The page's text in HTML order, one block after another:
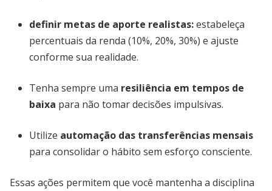
definir metas de aporte realistas:estabeleça
percentuais da renda (10%, 20%, 30%) e ajuste
conforme sua realidade.
Tenha sempre uma resiliência em tempos de
baixa para não tomar decisões impulsivas.
Utilize automação das transferências mensais
para consolidar o hábito sem esforço consciente.
Essas ações permitem que você mantenha a disciplina